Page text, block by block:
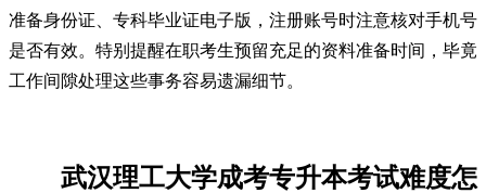
准备身份证、专科毕业证电子版，注册账号时注意核对手机号
是否有效。特别提醒在职考生预留充足的资料准备时间，毕竟
工作间隙处理这些事务容易遗漏细节。
武汉理工大学成考专升本考试难度怎